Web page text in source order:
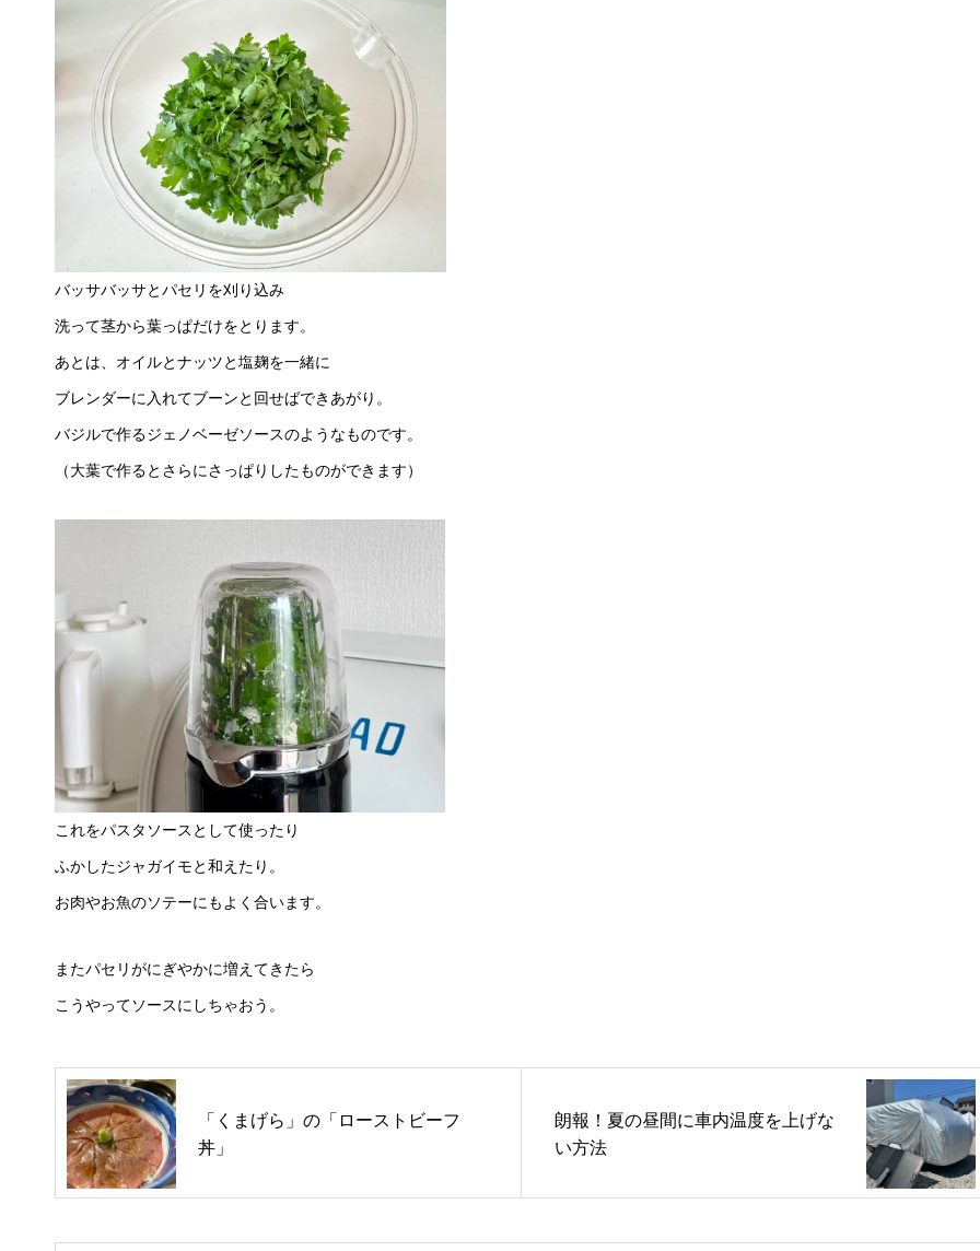
バッサバッサとパセリを刈り込み
洗って茎から葉っぱだけをとります。
あとは、オイルとナッツと塩麹を一緒に
ブレンダーに入れてブーンと回せばできあがり。
バジルで作るジェノベーゼソースのようなものです。
（大葉で作るとさらにさっぱりしたものができます）
これをパスタソースとして使ったり
ふかしたジャガイモと和えたり。
お肉やお魚のソテーにもよく合います。
またパセリがにぎやかに増えてきたら
こうやってソースにしちゃおう。
「くまげら」の「ローストビーフ
丼」
朗報！夏の昼間に車内温度を上げな
い方法